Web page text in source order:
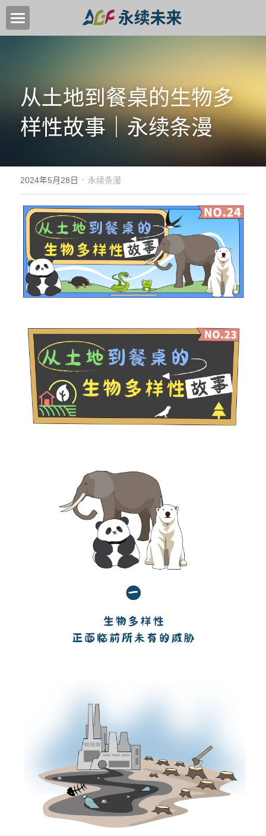
关键领域
中国高质量转型目标
新闻中心
永续活动
EN
从土地到餐桌的生物多
样性故事｜永续条漫
2024年5月28日 · 永续条漫